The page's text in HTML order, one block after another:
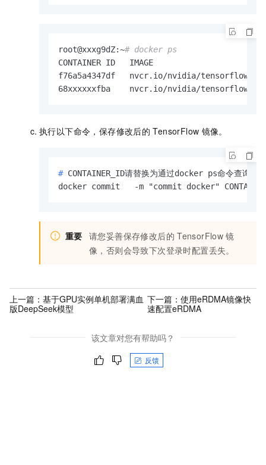
root@xxxg9dZ:~# docker ps
CONTAINER ID   IMAGE
f76a5a4347df   nvcr.io/nvidia/
68xxxxxxfba    nvcr.io/nvidia/
执行以下命令，保存修改后的 TensorFlow 镜像。
# CONTAINER_ID请替换为通过docker ps命令查询的
docker commit   -m "commit docker"
重要 请您妥善保存修改后的 TensorFlow 镜
像，否则会导致下次登录时配置丢失。
上一篇： 基于GPU实例单机部署满血
版DeepSeek模型
下一篇： 使用eRDMA镜像快
速配置eRDMA
该文章对您有帮助吗？
反馈